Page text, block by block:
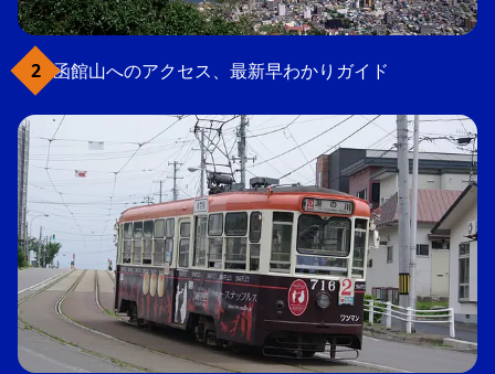
函館山へのアクセス、最新早わかりガイド